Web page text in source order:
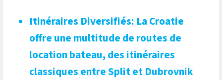
Itinéraires Diversifiés: La Croatie
offre une multitude de routes de
location bateau, des itinéraires
classiques entre Split et Dubrovnik